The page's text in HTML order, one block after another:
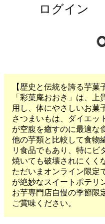
ログイン
【歴史と伝統を誇る芋菓
「彩菓庵おおき」は、
用し、体にやさしいお菓
さつまいもは、ダイエッ
が空腹を癒すのに最適な
他の芋類と比較して食物
リ食品でもあり、特にビ
焼いても破壊されにくく
ただいまオンライン限定
が絶妙なスイートポテリ
お芋専門店自慢の季節限
ご賞味ください。